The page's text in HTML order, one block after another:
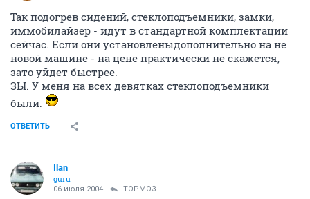
Так подогрев сидений, стеклоподъемники, замки,
иммобилайзер - идут в стандартной комплектации
сейчас. Если они установленыдополнительно на не
новой машине - на цене практически не скажется,
зато уйдет быстрее.
ЗЫ. У меня на всех девятках стеклоподъемники
были.
ОТВЕТИТЬ
Ilan
guru
06 июля 2004 ТОРМОЗ